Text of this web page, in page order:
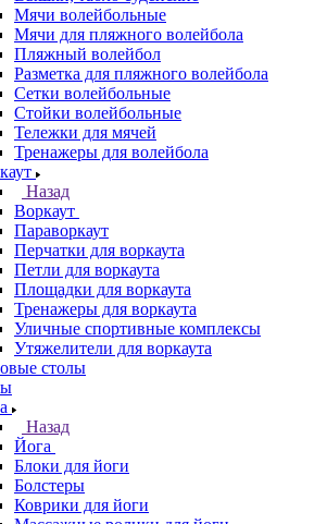
Мячи волейбольные
Мячи для пляжного волейбола
Пляжный волейбол
Разметка для пляжного волейбола
Сетки волейбольные
Стойки волейбольные
Тележки для мячей
Тренажеры для волейбола
Назад
Воркаут
Параворкаут
Перчатки для воркаута
Петли для воркаута
Площадки для воркаута
Тренажеры для воркаута
Уличные спортивные комплексы
Утяжелители для воркаута
столы
Назад
Йога
Блоки для йоги
Болстеры
Коврики для йоги